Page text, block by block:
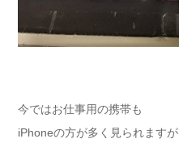
今ではお仕事用の携帯も
iPhoneの方が多く見られますが